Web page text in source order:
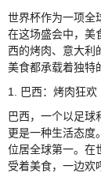
世界杯作为一项全
在这场盛会中，美
西的烤肉、意大利
美食都承载着独特
1. 巴西：烤肉狂欢
巴西，一个以足球
更是一种生活态度
位居全球第一。在
受着美食，一边欢